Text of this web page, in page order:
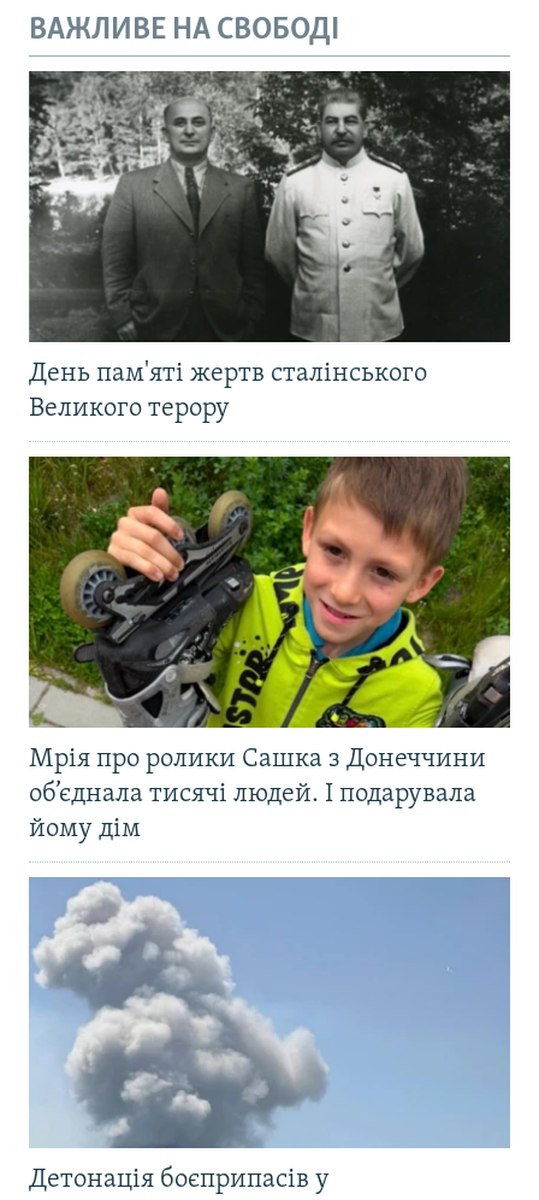
ВАЖЛИВЕ НА СВОБОДІ
День пам'яті жертв сталінського
Великого терору
Мрія про ролики Сашка з Донеччини
об’єднала тисячі людей. І подарувала
йому дім
Детонація боєприпасів у